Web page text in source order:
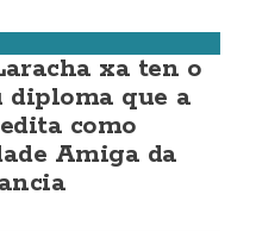
xa ten o
diploma que a
como
Amiga da